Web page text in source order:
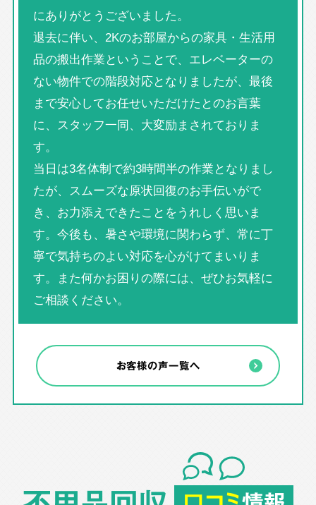
にありがとうございました。
退去に伴い、2Kのお部屋からの家具・生活用
品の搬出作業ということで、エレベーターの
ない物件での階段対応となりましたが、最後
まで安心してお任せいただけたとのお言葉
に、スタッフ一同、大変励まされておりま
す。
当日は3名体制で約3時間半の作業となりまし
たが、スムーズな原状回復のお手伝いがで
き、お力添えできたことをうれしく思いま
す。今後も、暑さや環境に関わらず、常に丁
寧で気持ちのよい対応を心がけてまいりま
す。また何かお困りの際には、ぜひお気軽に
ご相談ください。
お客様の声一覧へ